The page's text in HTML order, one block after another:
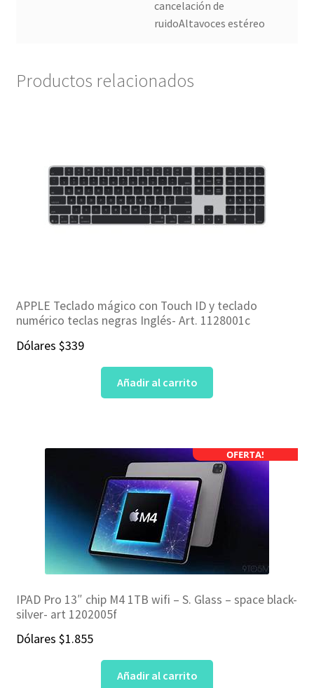
cancelación de
ruidoAltavoces estéreo
Productos relacionados
APPLE Teclado mágico con Touch ID y teclado
numérico teclas negras Inglés- Art. 1128001c
Dólares $339
Añadir al carrito
OFERTA!
IPAD Pro 13″ chip M4 1TB wifi – S. Glass – space black-
silver- art 1202005f
Dólares $1.855
Añadir al carrito